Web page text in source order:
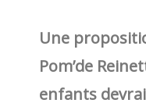
Une
Pom’de
enfants